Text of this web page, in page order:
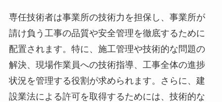
専任技術者は事業所の技術力を担保し、事業所が
請け負う工事の品質や安全管理を徹底するために
配置されます。特に、施工管理や技術的な問題の
解決、現場作業員への技術指導、工事全体の進捗
状況を管理する役割が求められます。さらに、建
設業法による許可を取得するためには、技術的な